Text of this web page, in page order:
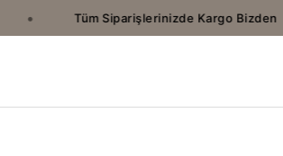
Tüm Siparişlerinizde Kargo Bizden